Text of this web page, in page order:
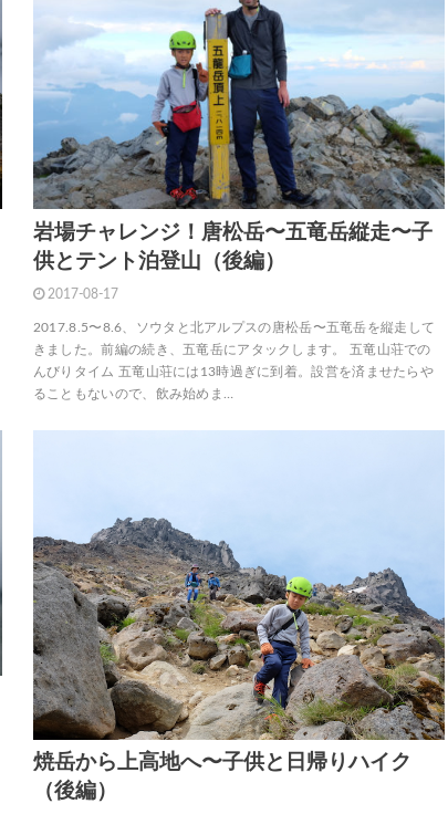
岩場チャレンジ！唐松岳〜五竜岳縦走〜子
供とテント泊登山（後編）
2017-08-17
2017.8.5〜8.6、ソウタと北アルプスの唐松岳〜五竜岳を縦走して
きました。前編の続き、五竜岳にアタックします。 五竜山荘での
んびりタイム 五竜山荘には13時過ぎに到着。設営を済ませたらや
ることもないので、飲み始めま…
焼岳から上高地へ〜子供と日帰りハイク
（後編）